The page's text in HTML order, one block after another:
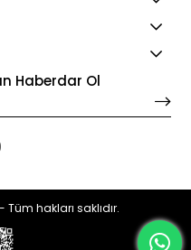
Haberdar Ol
hakları saklıdır.